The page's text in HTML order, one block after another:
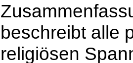
beschreibt alle
religiösen